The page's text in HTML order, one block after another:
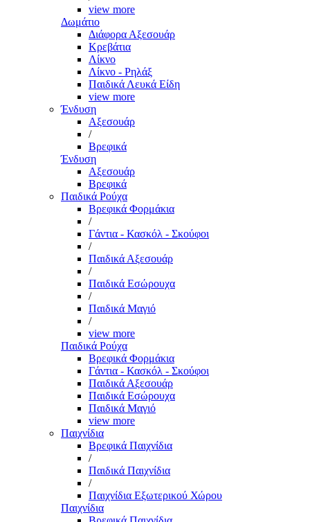
view more
Δωμάτιο
Διάφορα Αξεσουάρ
Κρεβάτια
Λίκνο
Λίκνο - Ρηλάξ
Παιδικά Λευκά Είδη
view more
Ένδυση
Αξεσουάρ
/
Βρεφικά
Ένδυση
Αξεσουάρ
Βρεφικά
Παιδικά Ρούχα
Βρεφικά Φορμάκια
/
Γάντια - Κασκόλ - Σκούφοι
/
Παιδικά Αξεσουάρ
/
Παιδικά Εσώρουχα
/
Παιδικά Μαγιό
/
view more
Παιδικά Ρούχα
Βρεφικά Φορμάκια
Γάντια - Κασκόλ - Σκούφοι
Παιδικά Αξεσουάρ
Παιδικά Εσώρουχα
Παιδικά Μαγιό
view more
Παιχνίδια
Βρεφικά Παιχνίδια
/
Παιδικά Παιχνίδια
/
Παιχνίδια Εξωτερικού Χώρου
Παιχνίδια